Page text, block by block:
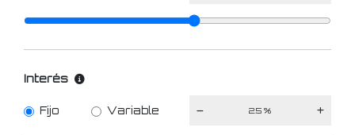
Interés
Fijo Variable